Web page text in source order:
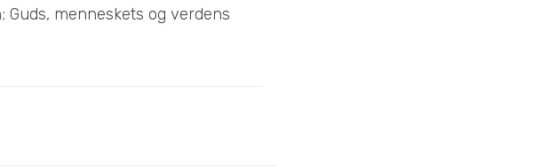
Guds, menneskets og verdens